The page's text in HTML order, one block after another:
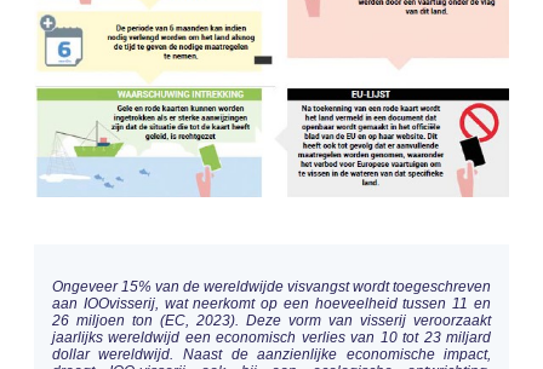
Ongeveer 15% van de wereldwijde visvangst wordt toegeschreven
aan IOOvisserij, wat neerkomt op een hoeveelheid tussen 11 en
26 miljoen ton (EC, 2023). Deze vorm van visserij veroorzaakt
jaarlijks wereldwijd een economisch verlies van 10 tot 23 miljard
dollar wereldwijd. Naast de aanzienlijke economische impact,